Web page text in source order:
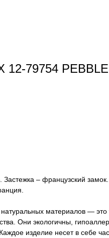
12-79754
Застежка – французский
материалов — это
Они экологичны,
изделие несет в себе